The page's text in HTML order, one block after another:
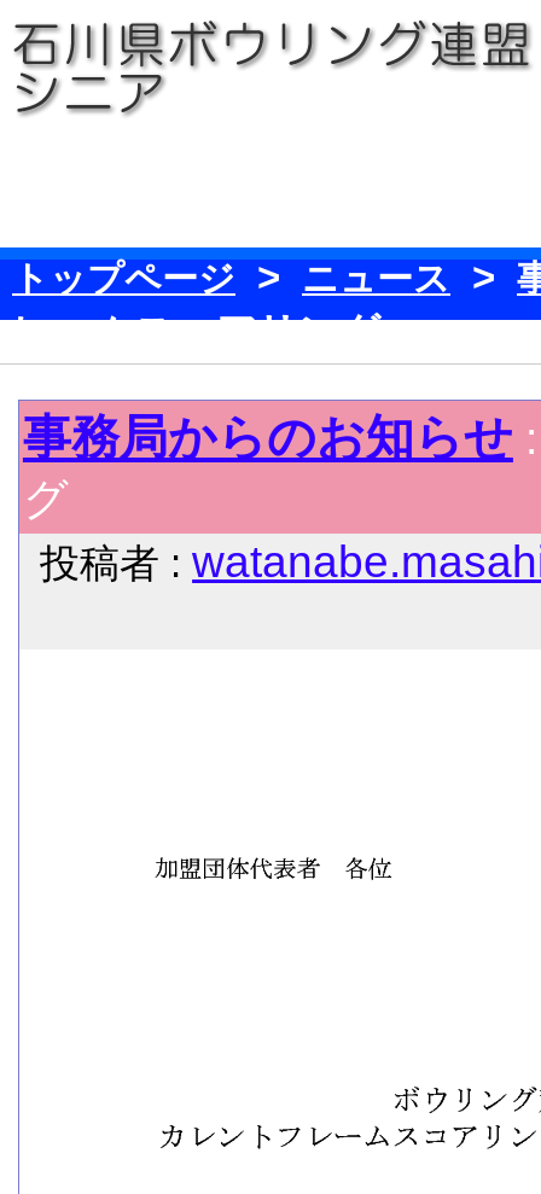
トップページ > ニュース >
レームスコアリング
事務局からのお知らせ
グ
投稿者 :